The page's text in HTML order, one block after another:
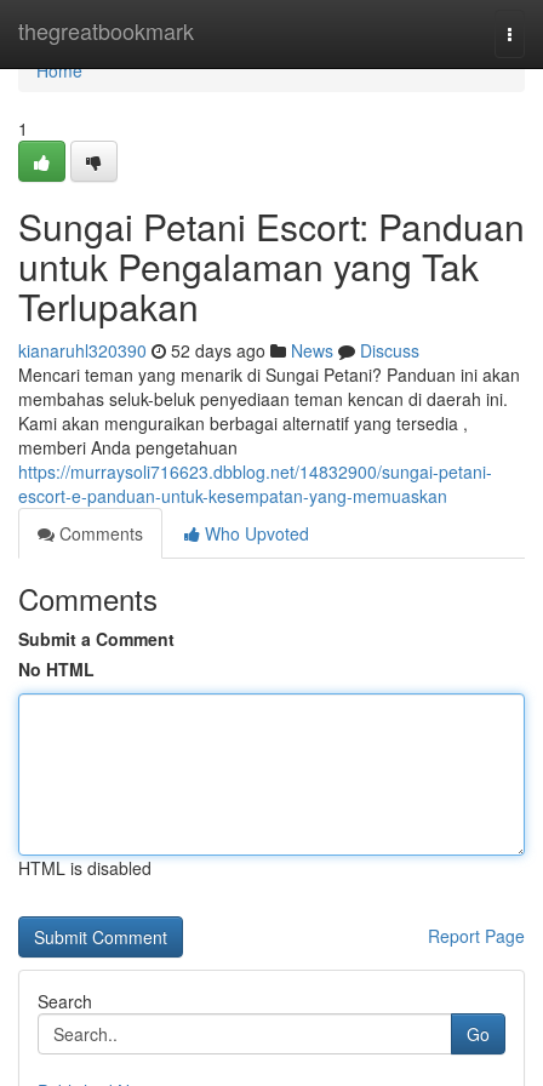
thegreatbookmark
Home
Home
1
Sungai Petani Escort: Panduan
untuk Pengalaman yang Tak
Terlupakan
kianaruhl320390 52 days ago News
Discuss
Mencari teman yang menarik di Sungai Petani? Panduan ini akan
membahas seluk-beluk penyediaan teman kencan di daerah ini.
Kami akan menguraikan berbagai alternatif yang tersedia ,
memberi Anda pengetahuan
https://murraysoli716623.dbblog.net/14832900/sungai-petani-
escort-e-panduan-untuk-kesempatan-yang-memuaskan
Comments
Who Upvoted
Comments
Submit a Comment
No HTML
HTML is disabled
Report Page
Search
Go